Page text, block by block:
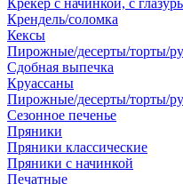
Крекер с начинкой, с
Крендель/соломка
Кексы
Пирожные/десерты/торты/
Сдобная выпечка
Круассаны
Пирожные/десерты/торты/
Сезонное печенье
Пряники
Пряники классические
Пряники с начинкой
Печатные